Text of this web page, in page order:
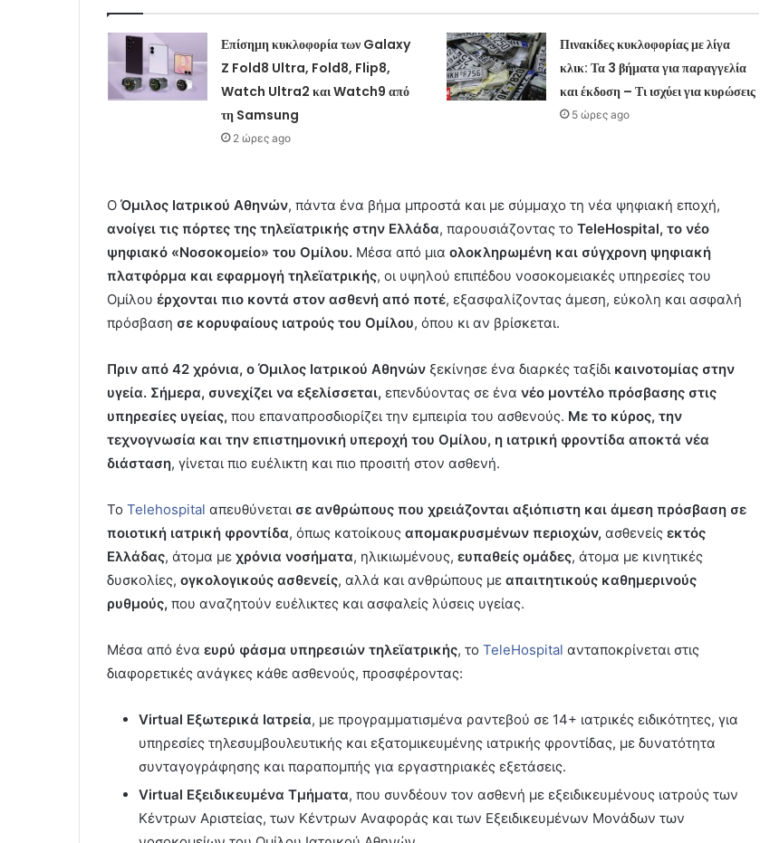
Επίσημη κυκλοφορία των Galaxy
Z Fold8 Ultra, Fold8, Flip8,
Watch Ultra2 και Watch9 από
τη Samsung
2 ώρες ago
Πινακίδες κυκλοφορίας με λίγα
κλικ: Τα 3 βήματα για παραγγελία
και έκδοση – Τι ισχύει για κυρώσεις
5 ώρες ago
Ο Όμιλος Ιατρικού Αθηνών, πάντα ένα βήμα μπροστά και με σύμμαχο τη νέα ψηφιακή εποχή,
ανοίγει τις πόρτες της τηλεϊατρικής στην Ελλάδα, παρουσιάζοντας το TeleHospital, το νέο
ψηφιακό «Νοσοκομείο» του Ομίλου. Μέσα από μια ολοκληρωμένη και σύγχρονη ψηφιακή
πλατφόρμα και εφαρμογή τηλεϊατρικής, οι υψηλού επιπέδου νοσοκομειακές υπηρεσίες του
Ομίλου έρχονται πιο κοντά στον ασθενή από ποτέ, εξασφαλίζοντας άμεση, εύκολη και ασφαλή
πρόσβαση σε κορυφαίους ιατρούς του Ομίλου, όπου κι αν βρίσκεται.
Πριν από 42 χρόνια, ο Όμιλος Ιατρικού Αθηνών ξεκίνησε ένα διαρκές ταξίδι καινοτομίας στην
υγεία. Σήμερα, συνεχίζει να εξελίσσεται, επενδύοντας σε ένα νέο μοντέλο πρόσβασης στις
υπηρεσίες υγείας, που επαναπροσδιορίζει την εμπειρία του ασθενούς. Με το κύρος, την
τεχνογνωσία και την επιστημονική υπεροχή του Ομίλου, η ιατρική φροντίδα αποκτά νέα
διάσταση, γίνεται πιο ευέλικτη και πιο προσιτή στον ασθενή.
Το Telehospital απευθύνεται σε ανθρώπους που χρειάζονται αξιόπιστη και άμεση πρόσβαση σε
ποιοτική ιατρική φροντίδα, όπως κατοίκους απομακρυσμένων περιοχών, ασθενείς εκτός
Ελλάδας, άτομα με χρόνια νοσήματα, ηλικιωμένους, ευπαθείς ομάδες, άτομα με κινητικές
δυσκολίες, ογκολογικούς ασθενείς, αλλά και ανθρώπους με απαιτητικούς καθημερινούς
ρυθμούς, που αναζητούν ευέλικτες και ασφαλείς λύσεις υγείας.
Μέσα από ένα ευρύ φάσμα υπηρεσιών τηλεϊατρικής, το TeleHospital ανταποκρίνεται στις
διαφορετικές ανάγκες κάθε ασθενούς, προσφέροντας:
Virtual Εξωτερικά Ιατρεία, με προγραμματισμένα ραντεβού σε 14+ ιατρικές ειδικότητες, για
υπηρεσίες τηλεσυμβουλευτικής και εξατομικευμένης ιατρικής φροντίδας, με δυνατότητα
συνταγογράφησης και παραπομπής για εργαστηριακές εξετάσεις.
Virtual Εξειδικευμένα Τμήματα, που συνδέουν τον ασθενή με εξειδικευμένους ιατρούς των
Κέντρων Αριστείας, των Κέντρων Αναφοράς και των Εξειδικευμένων Μονάδων των